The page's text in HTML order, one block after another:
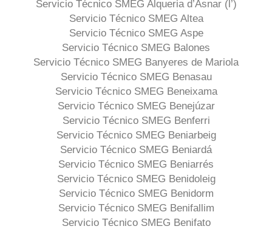
Servicio Técnico SMEG Alqueria d’Asnar (l’)
Servicio Técnico SMEG Altea
Servicio Técnico SMEG Aspe
Servicio Técnico SMEG Balones
Servicio Técnico SMEG Banyeres de Mariola
Servicio Técnico SMEG Benasau
Servicio Técnico SMEG Beneixama
Servicio Técnico SMEG Benejúzar
Servicio Técnico SMEG Benferri
Servicio Técnico SMEG Beniarbeig
Servicio Técnico SMEG Beniardá
Servicio Técnico SMEG Beniarrés
Servicio Técnico SMEG Benidoleig
Servicio Técnico SMEG Benidorm
Servicio Técnico SMEG Benifallim
Servicio Técnico SMEG Benifato